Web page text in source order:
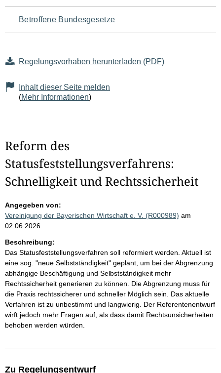
Betroffene Bundesgesetze
Regelungsvorhaben herunterladen (PDF)
Inhalt dieser Seite melden
(Mehr Informationen)
Reform des
Statusfeststellungsverfahrens:
Schnelligkeit und Rechtssicherheit
Angegeben von:
Vereinigung der Bayerischen Wirtschaft e. V. (R000989) am
02.06.2026
Beschreibung:
Das Statusfeststellungsverfahren soll reformiert werden. Aktuell ist
eine sog. "neue Selbstständigkeit" geplant, um bei der Abgrenzung
abhängige Beschäftigung und Selbstständigkeit mehr
Rechtssicherheit generieren zu können. Die Abgrenzung muss für
die Praxis rechtssicherer und schneller Möglich sein. Das aktuelle
Verfahren ist zu unbestimmt und langwierig. Der Referentenentwurf
wirft jedoch mehr Fragen auf, als dass damit Rechtsunsicherheiten
behoben werden würden.
Zu Regelungsentwurf